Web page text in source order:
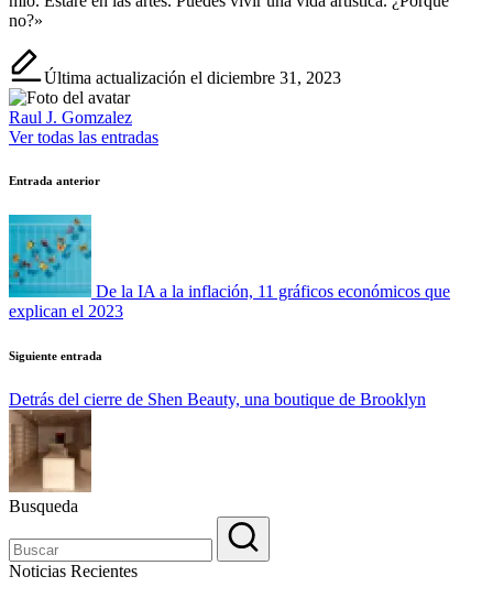
no?»
Última actualización el diciembre 31, 2023
Raul J. Gomzalez
Ver todas las entradas
Navegación
de
entradas
Entrada anterior
De la IA a la inflación, 11 gráficos económicos que
explican el 2023
Siguiente entrada
Detrás del cierre de Shen Beauty, una boutique de Brooklyn
Busqueda
Noticias Recientes